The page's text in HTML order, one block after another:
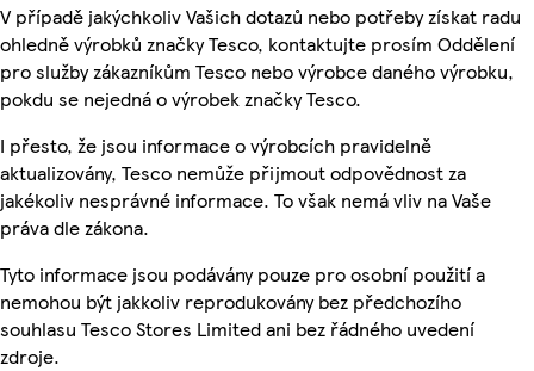
V případě jakýchkoliv Vašich dotazů nebo potřeby získat radu
ohledně výrobků značky Tesco, kontaktujte prosím Oddělení
pro služby zákazníkům Tesco nebo výrobce daného výrobku,
pokdu se nejedná o výrobek značky Tesco.
I přesto, že jsou informace o výrobcích pravidelně
aktualizovány, Tesco nemůže přijmout odpovědnost za
jakékoliv nesprávné informace. To však nemá vliv na Vaše
práva dle zákona.
Tyto informace jsou podávány pouze pro osobní použití a
nemohou být jakkoliv reprodukovány bez předchozího
souhlasu Tesco Stores Limited ani bez řádného uvedení
zdroje.